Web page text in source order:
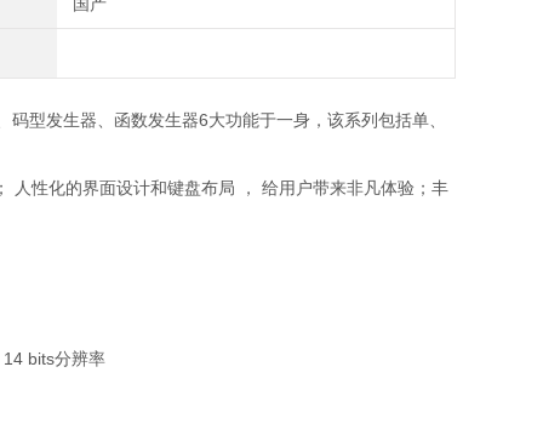
型发生器、函数发生器6大功能于一身，该系列包括单、
人性化的界面设计和键盘布局 ， 给用户带来非凡体验；丰
14 bits分辨率